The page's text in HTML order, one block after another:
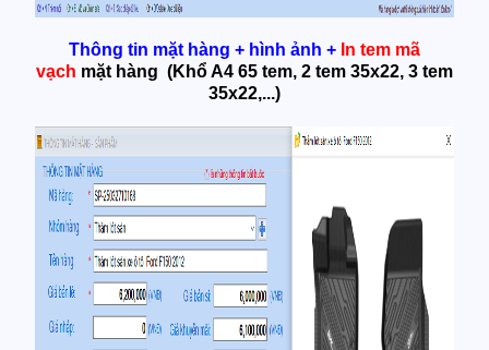
Thông tin mặt hàng + hình ảnh + In tem mã
vạch mặt hàng (Khổ A4 65 tem, 2 tem 35x22, 3 tem
35x22,...)